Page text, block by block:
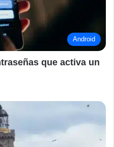
Android
que activa un